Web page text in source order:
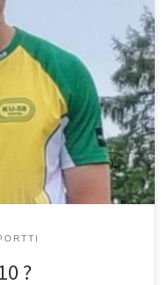
58:n Mico Lampinen
17-vuotiaiden maailman
Ville Tiisanoja on heitt?nyt
Yli 35-vuotiaat kilpailivat
oli paljon
voitti 65-vuotiaiden
?